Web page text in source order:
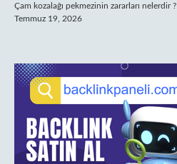
Çam kozalağı pekmezinin zararları nelerdir ?
Temmuz 19, 2026